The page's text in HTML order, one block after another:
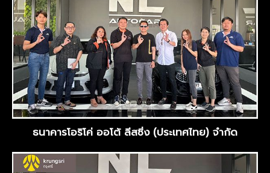
ธนาคารโอริโค่ ออโต้ ลีสซิ่ง (ประเทศไทย) จำกัด